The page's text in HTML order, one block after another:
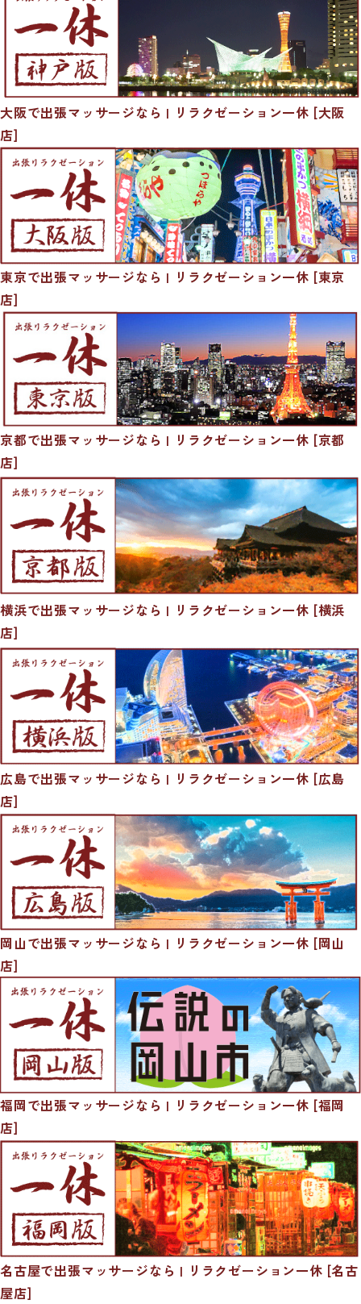
大阪で出張マッサージなら | リラクゼーション一休 [大阪
店]
東京で出張マッサージなら | リラクゼーション一休 [東京
店]
京都で出張マッサージなら | リラクゼーション一休 [京都
店]
横浜で出張マッサージなら | リラクゼーション一休 [横浜
店]
広島で出張マッサージなら | リラクゼーション一休 [広島
店]
岡山で出張マッサージなら | リラクゼーション一休 [岡山
店]
福岡で出張マッサージなら | リラクゼーション一休 [福岡
店]
名古屋で出張マッサージなら | リラクゼーション一休 [名古
屋店]